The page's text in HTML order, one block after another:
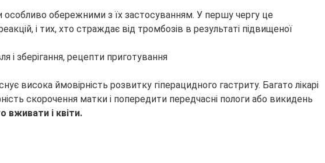
обережними з їх застосуванням. У першу чергу це
і тих, хто страждає від тромбозів в результаті підвищеної
висока ймовірність розвитку гіперацидного гастриту. Багато лікарі
скорочення матки і попередити передчасні пологи або викидень
вживати і квіти.